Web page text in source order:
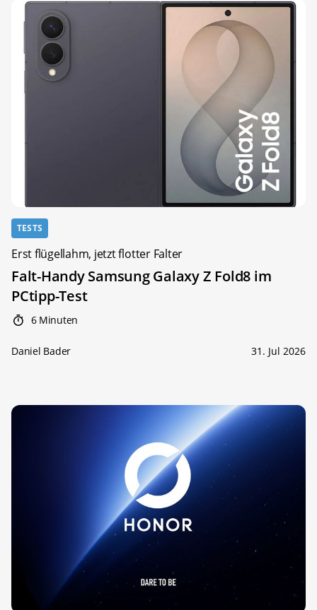
TESTS
Erst flügellahm, jetzt flotter Falter
Falt-Handy Samsung Galaxy Z Fold8 im
PCtipp-Test
6 Minuten
Daniel Bader 31. Jul 2026